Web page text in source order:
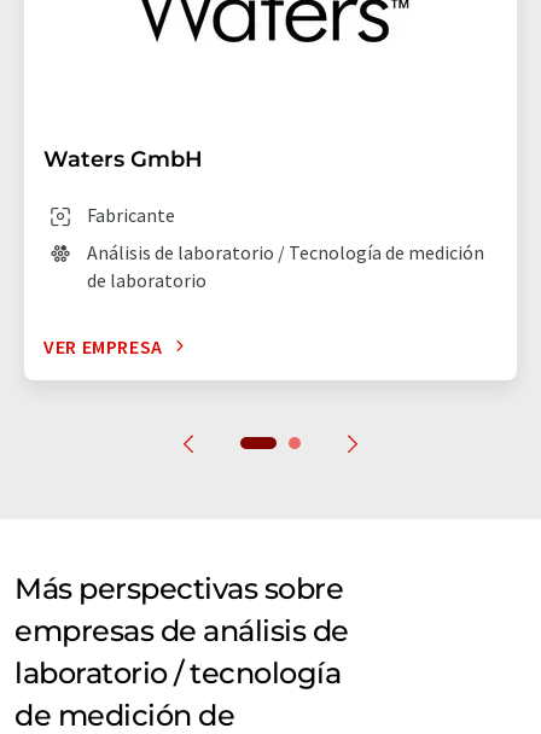
Waters GmbH
Fabricante
Análisis de laboratorio / Tecnología de medición
de laboratorio
VER EMPRESA
Más perspectivas sobre
empresas de análisis de
laboratorio / tecnología
de medición de